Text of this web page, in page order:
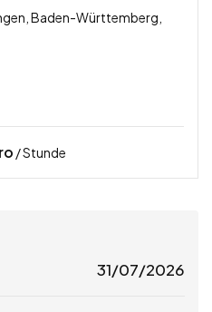
Baden-Württemberg,
/ Stunde
31/07/2026